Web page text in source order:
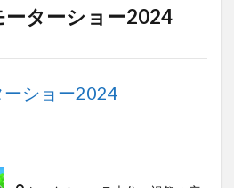
ターショー2024
ーショー2024